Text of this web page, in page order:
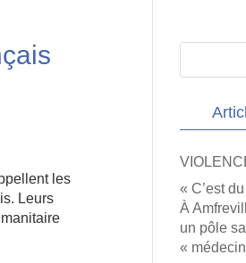
les
Leurs
« C’est
À
un pôle
«